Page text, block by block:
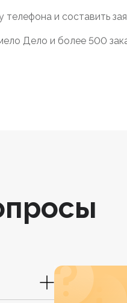
и составить
Дело и более 500